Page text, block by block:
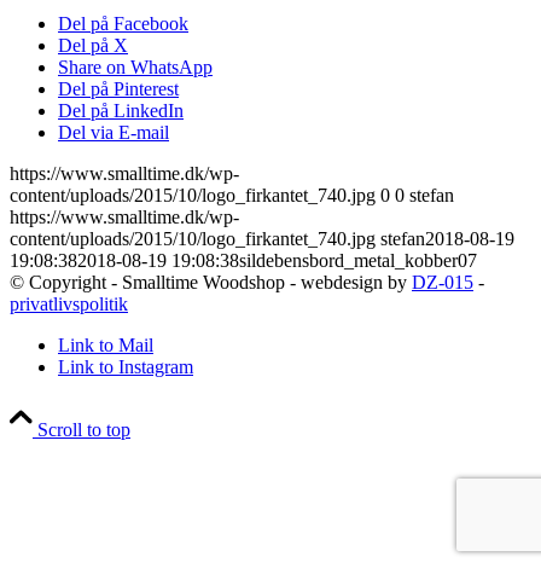
Del på Facebook
Del på X
Share on WhatsApp
Del på Pinterest
Del på LinkedIn
Del via E-mail
https://www.smalltime.dk/wp-
content/uploads/2015/10/logo_firkantet_740.jpg 0 0 stefan
https://www.smalltime.dk/wp-
content/uploads/2015/10/logo_firkantet_740.jpg stefan2018-08-19
19:08:382018-08-19 19:08:38sildebensbord_metal_kobber07
© Copyright - Smalltime Woodshop - webdesign by DZ-015 -
privatlivspolitik
Link to Mail
Link to Instagram
Scroll to top